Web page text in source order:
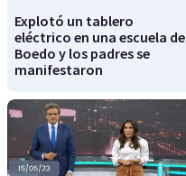
Explotó un tablero
eléctrico en una escuela de
Boedo y los padres se
manifestaron